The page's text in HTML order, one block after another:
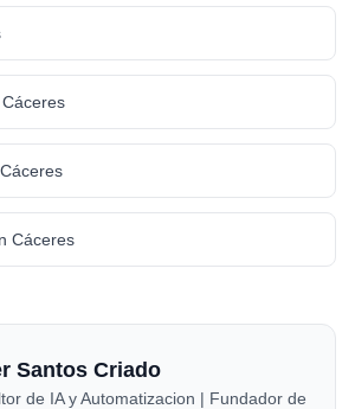
Cáceres
Cáceres
Cáceres
Santos Criado
de IA y Automatizacion | Fundador de